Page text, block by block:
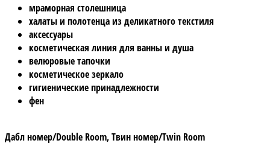
мраморная столешница
халаты и полотенца из деликатного текстиля
аксессуары
косметическая линия для ванны и душа
велюровые тапочки
косметическое зеркало
гигиенические принадлежности
фен
Дабл номер/Double Room, Твин номер/Twin Room